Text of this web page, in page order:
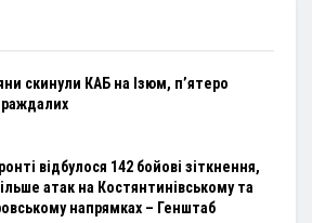
скинули КАБ на Ізюм, п’ятеро
відбулося 142 бойові зіткнення,
атак на Костянтинівському та
напрямках – Генштаб